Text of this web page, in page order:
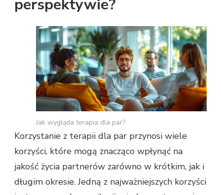
perspektywie?
Jak wygląda terapia dla par?
Korzystanie z terapii dla par przynosi wiele
korzyści, które mogą znacząco wpłynąć na
jakość życia partnerów zarówno w krótkim, jak i
długim okresie. Jedną z najważniejszych korzyści